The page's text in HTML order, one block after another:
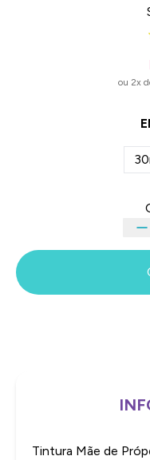
ou 2x
Tintura Mãe de